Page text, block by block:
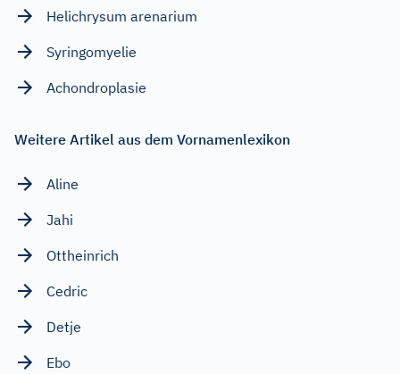
Helichrysum arenarium
Syringomyelie
Achondroplasie
Weitere Artikel aus dem Vornamenlexikon
Aline
Jahi
Ottheinrich
Cedric
Detje
Ebo